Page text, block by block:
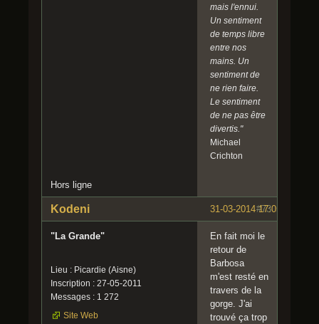
mais l'ennui.
Un sentiment
de temps libre
entre nos
mains. Un
sentiment de
ne rien faire.
Le sentiment
de ne pas être
divertis."
Michael
Crichton
Hors ligne
#73
31-03-2014 17:05:45
Kodeni
"La Grande"
Lieu : Picardie (Aisne)
Inscription : 27-05-2011
Messages : 1 272
Site Web
En fait moi le
retour de
Barbosa
m'est resté en
travers de la
gorge. J'ai
trouvé ça trop